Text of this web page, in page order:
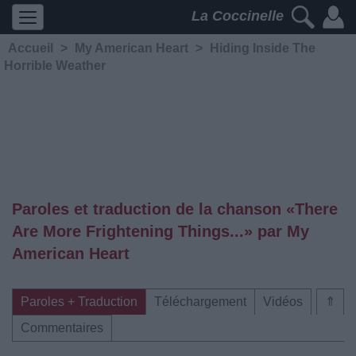
La Coccinelle
Accueil > My American Heart >
Hiding Inside The
Horrible Weather
Paroles et traduction de la chanson «There
Are More Frightening Things...» par My
American Heart
⇑
Paroles + Traduction Téléchargement
Vidéos
Commentaires